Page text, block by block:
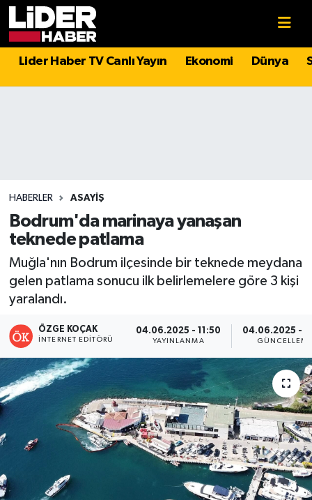
Lider Haber TV Canlı Yayın Ekonomi Dünya
HABERLER ASAYIŞ
Bodrum'da marinaya yanaşan
teknede patlama
Muğla'nın Bodrum ilçesinde bir teknede meydana
gelen patlama sonucu ilk belirlemelere göre 3 kişi
yaralandı.
ÖZGE KOÇAK
İNTERNET EDITÖRÜ
04.06.2025 - 11:50
YAYINLANMA
04.06.2025 -
Politika
Magazin
Spor
Sağlık
Teknoloji
Turizm
Kültür - Sanat
Lider Haber TV Canlı Yayın izle
Hava Durumu
Süper Lig Puan Durumu ve Fikstür
Tüm Manşetler
Son Dakika Haberleri
Haber Arşivi